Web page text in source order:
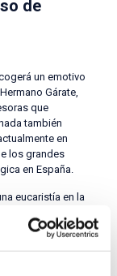
de
un emotivo
Gárate,
que
también
en
los grandes
en España.
eucaristía en la
CEU San Pablo.
Ciudad Real,